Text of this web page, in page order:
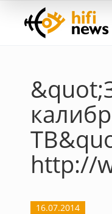
http://
16.07.2014